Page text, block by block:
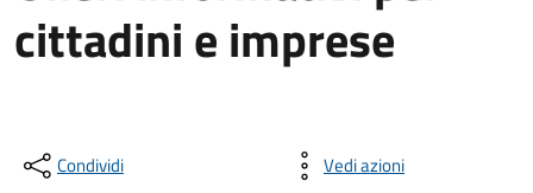
cittadini e imprese
Condividi Vedi azioni